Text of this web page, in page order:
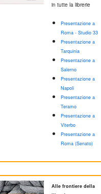
in tutte la librerie
Presentazione a
Roma - Studio 33
Presentazione a
Tarquinia
Presentazione a
Salerno
Presentazione a
Napoli
Presentazione a
Teramo
Presentazione a
Viterbo
Presentazione a
Roma (Senato)
Alle frontiere della